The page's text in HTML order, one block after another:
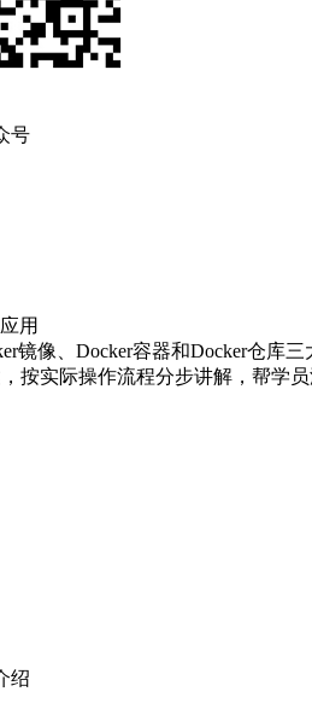
号
用
镜像、Docker容器和Docker仓库
按实际操作流程分步讲解，帮学员
绍